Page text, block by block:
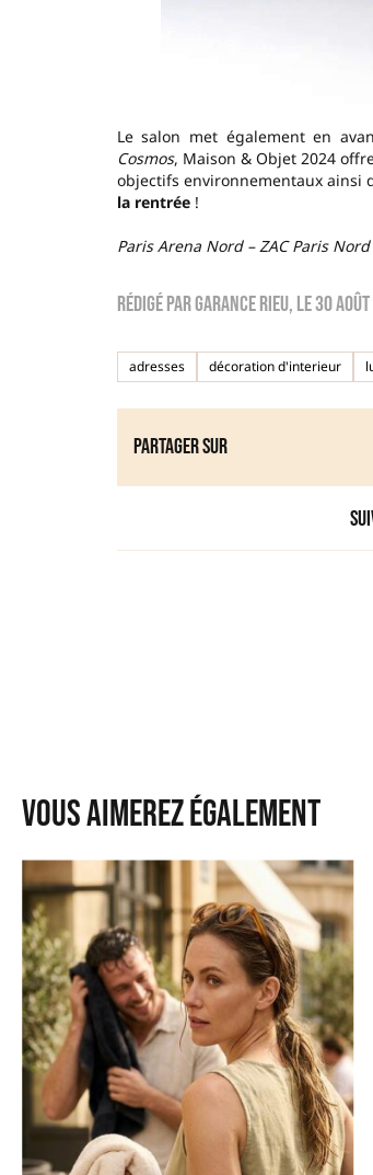
Le salon met également en
Cosmos, Maison & Objet 2024
objectifs environnementaux ainsi
la rentrée!
Paris Arena Nord – ZAC Paris
Rédigé parGarance Rieu, le30 août
adresses décoration d'interieur
Partager sur
Vous aimerez également